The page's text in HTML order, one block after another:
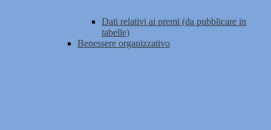
Dati relativi ai premi (da pubblicare in
tabelle)
Benessere organizzativo